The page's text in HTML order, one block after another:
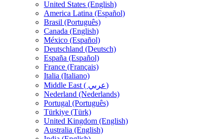
United States (English)
America Latina (Español)
Brasil (Português)
Canada (English)
México (Español)
Deutschland (Deutsch)
España (Español)
France (Français)
Italia (Italiano)
Middle East ( عربي)
Nederland (Nederlands)
Portugal (Português)
Türkiye (Türk)
United Kingdom (English)
Australia (English)